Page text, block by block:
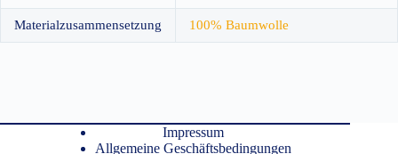
Materialzusammensetzung 100% Baumwolle
Impressum
Allgemeine Geschäftsbedingungen